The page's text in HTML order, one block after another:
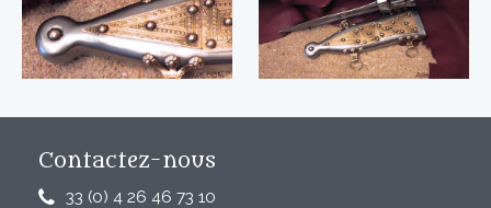
Contactez-nous
33 (0) 4 26 46 73 10